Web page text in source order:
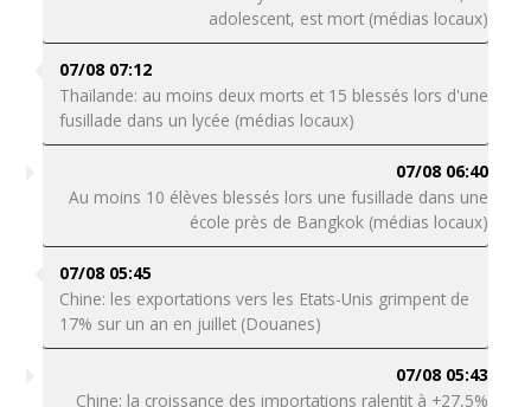
adolescent, est mort (médias locaux)
07/08 07:12
Thaïlande: au moins deux morts et 15 blessés lors d'une
fusillade dans un lycée (médias locaux)
07/08 06:40
Au moins 10 élèves blessés lors une fusillade dans une
école près de Bangkok (médias locaux)
07/08 05:45
Chine: les exportations vers les Etats-Unis grimpent de
17% sur un an en juillet (Douanes)
07/08 05:43
Chine: la croissance des importations ralentit à +27,5%